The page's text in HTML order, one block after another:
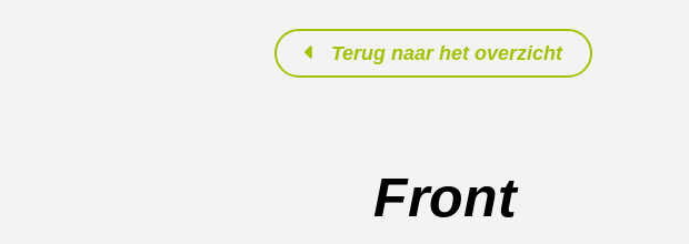
Terug naar het overzicht
Front